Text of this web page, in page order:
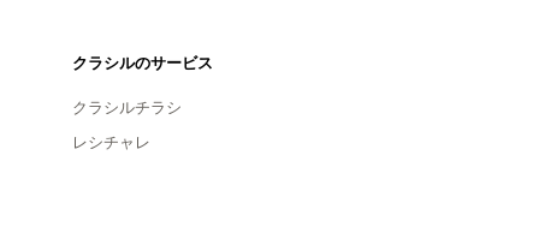
クラシルのサービス
クラシルチラシ
レシチャレ